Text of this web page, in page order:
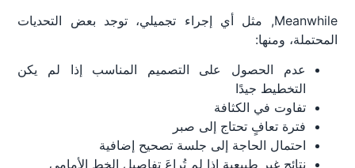
Meanwhile, مثل أي إجراء تجميلي، توجد بعض التحديات
المحتملة، ومنها:
عدم الحصول على التصميم المناسب إذا لم يكن
التخطيط جيدًا
تفاوت في الكثافة
فترة تعافٍ تحتاج إلى صبر
احتمال الحاجة إلى جلسة تصحيح إضافية
نتائج غير طبيعية إذا لم تُراعَ تفاصيل الخط الأمامي